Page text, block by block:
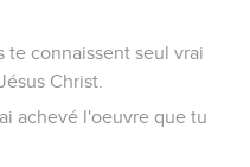
te connaissent seul vrai
Christ.
achevé l'oeuvre que tu